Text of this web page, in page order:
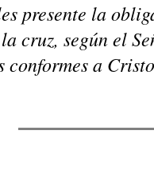
presente la
cruz, según el
conformes a